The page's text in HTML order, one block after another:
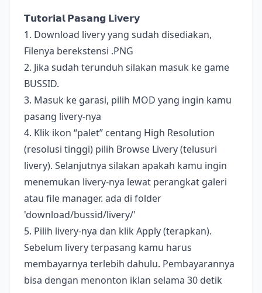
𝗧𝘂𝘁𝗼𝗿𝗶𝗮𝗹 𝗣𝗮𝘀𝗮𝗻𝗴 𝗟𝗶𝘃𝗲𝗿𝘆
1. Download livery yang sudah disediakan,
Filenya berekstensi .PNG
2. Jika sudah terunduh silakan masuk ke game
BUSSID.
3. Masuk ke garasi, pilih MOD yang ingin kamu
pasang livery-nya
4. Klik ikon “palet” centang High Resolution
(resolusi tinggi) pilih Browse Livery (telusuri
livery). Selanjutnya silakan apakah kamu ingin
menemukan livery-nya lewat perangkat galeri
atau file manager. ada di folder
'download/bussid/livery/'
5. Pilih livery-nya dan klik Apply (terapkan).
Sebelum livery terpasang kamu harus
membayarnya terlebih dahulu. Pembayarannya
bisa dengan menonton iklan selama 30 detik